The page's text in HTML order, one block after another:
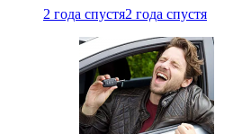
2 года спустя2 года спустя